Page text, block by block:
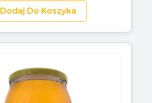
Dodaj Do Koszyka